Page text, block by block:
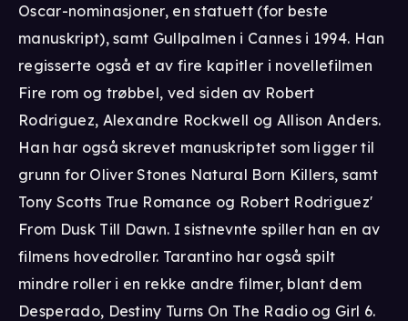
Oscar-nominasjoner, en statuett (for beste
manuskript), samt Gullpalmen i Cannes i 1994. Han
regisserte også et av fire kapitler i novellefilmen
Fire rom og trøbbel, ved siden av Robert
Rodriguez, Alexandre Rockwell og Allison Anders.
Han har også skrevet manuskriptet som ligger til
grunn for Oliver Stones Natural Born Killers, samt
Tony Scotts True Romance og Robert Rodriguez'
From Dusk Till Dawn. I sistnevnte spiller han en av
filmens hovedroller. Tarantino har også spilt
mindre roller i en rekke andre filmer, blant dem
Desperado, Destiny Turns On The Radio og Girl 6.